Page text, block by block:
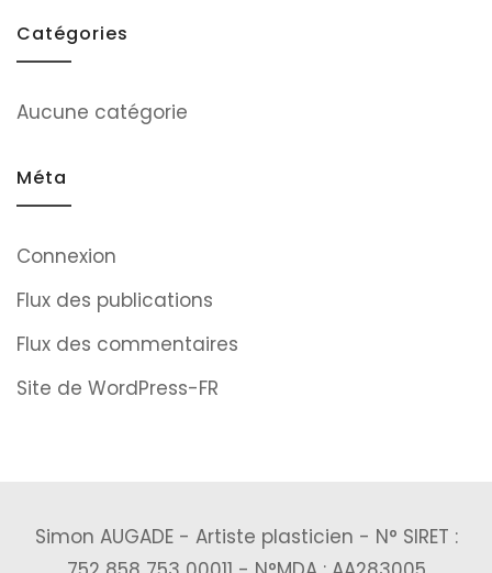
Catégories
Aucune catégorie
Méta
Connexion
Flux des publications
Flux des commentaires
Site de WordPress-FR
Simon AUGADE - Artiste plasticien - N° SIRET :